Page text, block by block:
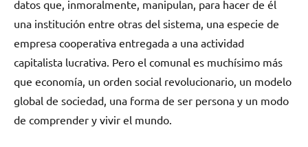
datos que, inmoralmente, manipulan, para hacer de él
una institución entre otras del sistema, una especie de
empresa cooperativa entregada a una actividad
capitalista lucrativa. Pero el comunal es muchísimo más
que economía, un orden social revolucionario, un modelo
global de sociedad, una forma de ser persona y un modo
de comprender y vivir el mundo.